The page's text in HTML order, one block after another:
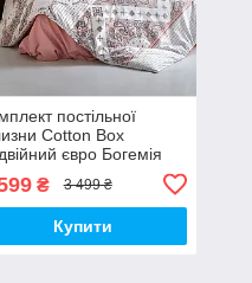
постільної
Cotton Box
євро Богемія
₴ 3 499 ₴
Купити